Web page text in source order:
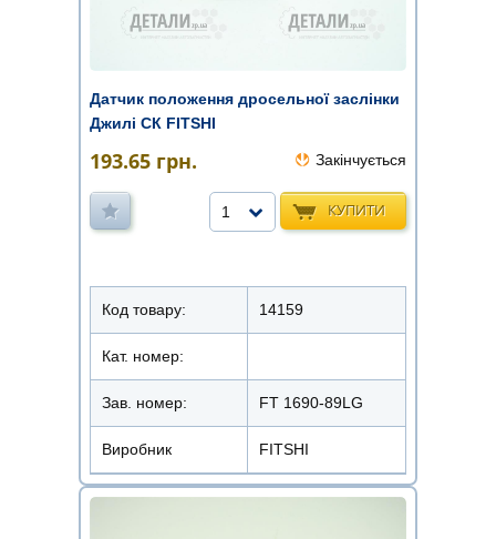
Датчик положення дросельної заслінки
Джилі СК FITSHI
193.65 грн. Закінчується
КУПИТИ
1
Код товару: 14159
Кат. номер:
Зав. номер: FT 1690-89LG
Виробник FITSHI